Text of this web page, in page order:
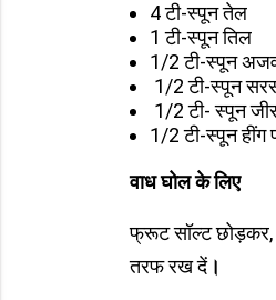
4 टी-स्पून तेल
1 टी-स्पून तिल
1/2 टी-स्पून
1/2 टी-स्पून
1/2 टी- स्पून
1/2 टी-स्पून हींग
वाध घोल के लिए
फ्रूट सॉल्ट छोड़कर,
तरफ रख दें।